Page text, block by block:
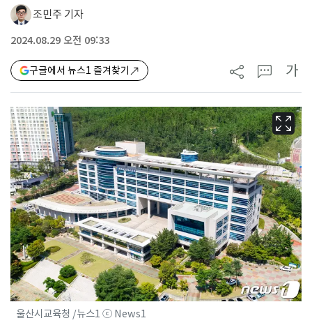
조민주 기자
2024.08.29 오전 09:33
구글에서 뉴스1 즐겨찾기 가
울산시교육청 /뉴스1 ⓒ News1